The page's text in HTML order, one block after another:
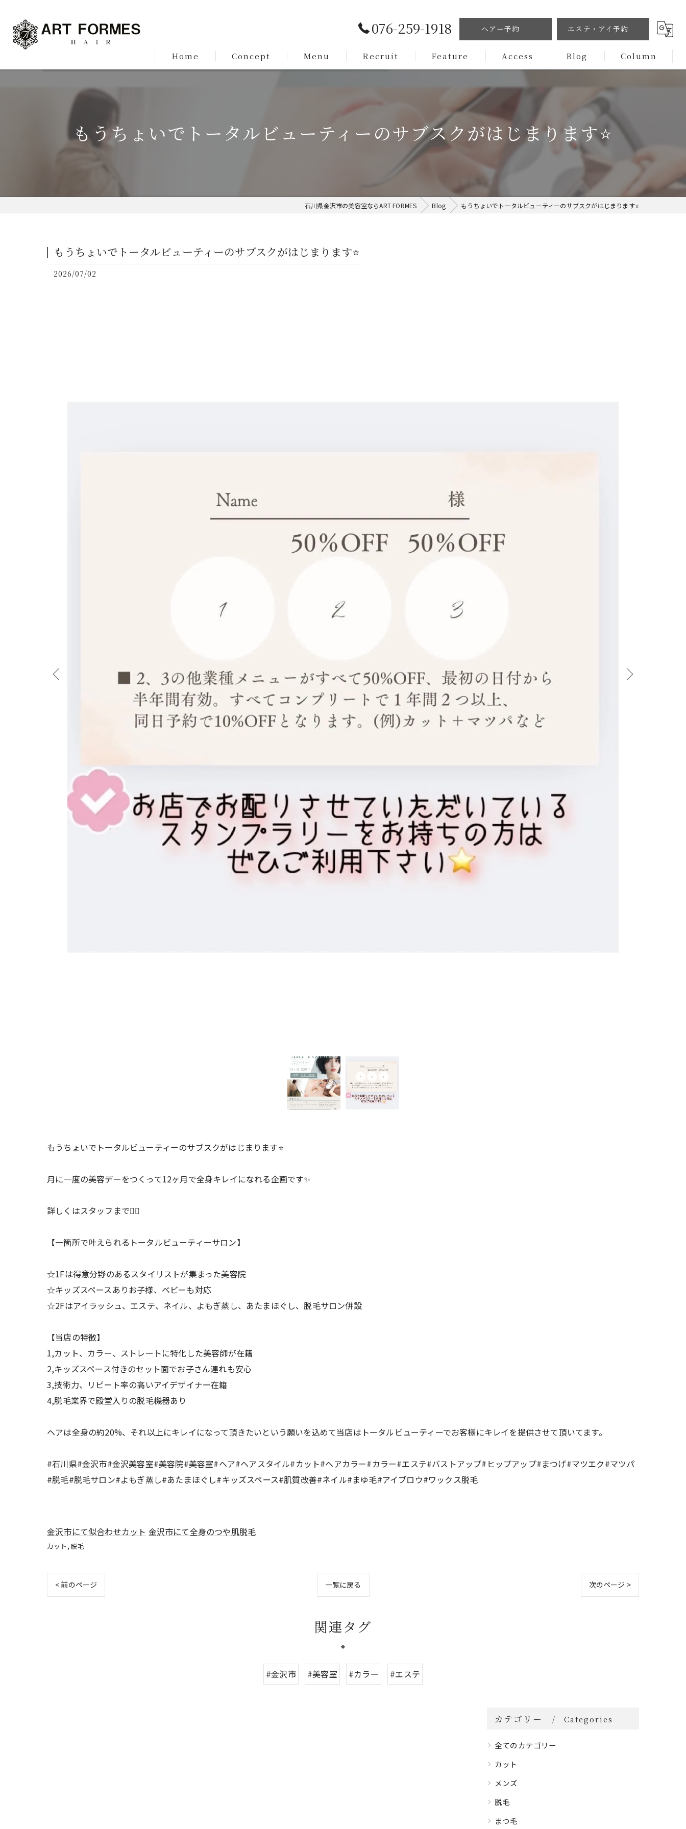
076-259-1918 ヘアー予約 エステ・アイ予約
Home Concept Menu Recruit Feature
メンズ
脱毛
Access Blog Column
もうちょいでトータルビューティーのサブスクがはじまります⭐️
石川県金沢市の美容室ならART FORMES Blog もうちょいでトータルビューティーのサブスクがはじまります⭐️
もうちょいでトータルビューティーのサブスクがはじまります⭐️
2026/07/02
もうちょいでトータルビューティーのサブスクがはじまります⭐️
月に一度の美容デーをつくって12ヶ月で全身キレイになれる企画です✨
詳しくはスタッフまで🙋‍♂️
【一箇所で叶えられるトータルビューティーサロン】
☆1Fは得意分野のあるスタイリストが集まった美容院
☆キッズスペースありお子様、ベビーも対応
☆2Fはアイラッシュ、エステ、ネイル、よもぎ蒸し、あたまほぐし、脱毛サロン併設
【当店の特徴】
1,カット、カラー、ストレートに特化した美容師が在籍
2,キッズスペース付きのセット面でお子さん連れも安心
3,技術力、リピート率の高いアイデザイナー在籍
4,脱毛業界で殿堂入りの脱毛機器あり
ヘアは全身の約20%、それ以上にキレイになって頂きたいという願いを込めて当店はトータルビューティーでお客様にキレイを提供させて頂いてます。
#石川県#金沢市#金沢美容室#美容院#美容室#ヘア#ヘアスタイル#カット#ヘアカラー#カラー#エステ#バストアップ#ヒップアップ#まつげ#マツエク#マツパ
#脱毛#脱毛サロン#よもぎ蒸し#あたまほぐし#キッズスペース#肌質改善#ネイル#まゆ毛#アイブロウ#ワックス脱毛
金沢市にて似合わせカット 金沢市にて全身のつや肌脱毛
カット 脱毛
< 前のページ 一覧に戻る 次のページ >
関連タグ
#金沢市 #美容室 #カラー #エステ
カテゴリー Categories
全てのカテゴリー
カット
メンズ
脱毛
まつ毛